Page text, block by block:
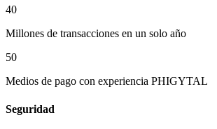
40
Millones de transacciones en un solo año
50
Medios de pago con experiencia PHIGYTAL
Seguridad